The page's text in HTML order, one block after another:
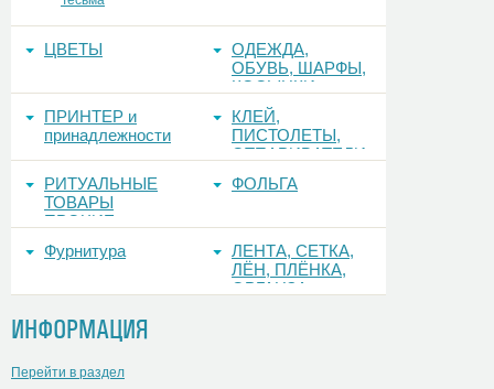
ЦВЕТЫ
ОДЕЖДА,
ОБУВЬ, ШАРФЫ,
КОСЫНКИ
ПРИНТЕР и
принадлежности
КЛЕЙ,
ПИСТОЛЕТЫ,
ОТПАРИВАТЕЛИ
РИТУАЛЬНЫЕ
ТОВАРЫ
ПРОЧИЕ
ФОЛЬГА
Фурнитура
ЛЕНТА, СЕТКА,
ЛЁН, ПЛЁНКА,
ОРГАНЗА
ИНФОРМАЦИЯ
Перейти в раздел